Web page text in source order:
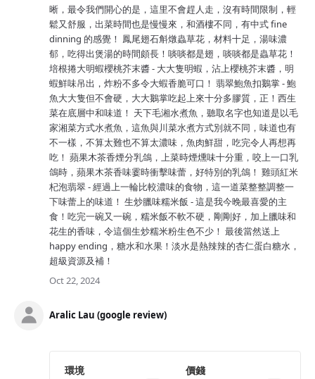
晰，最令我們開心的是，這里不會趕人走，沒有時間限制，輕
鬆又舒服，出菜時間也是慢慢來，和酒樓不同，有中式 fine
dinning 的感覺！ 鳳尾翅石斛燉蟲草花，材料十足，湯味濃
郁，吃得出煲湯的時間頗長！啖啖都是翅，啖啖都是蟲草花！
培根捲大明蝦櫻桃芥末醬 - 大大隻明蝦，沾上櫻桃芥末醬，明
蝦鮮味吊出，炸粉不多令大蝦香脆可口！ 翡翠鮑魚扣鵝掌 - 鮑
魚大大隻但不會硬，大大鵝掌吃起上來十分多膠質，正！西生
菜在底層中和味道！ 天下毛湘水煮魚，聽取名字也知道是以毛
家湘菜方式水煮魚，這魚與川菜水煮方式別就不同，味道也有
不一樣，不算太難也不算太濃味，魚肉鮮甜，吃完令人再想再
吃！ 蘋果木茶香煙分乳鴿，上菜時煙燻味十分重，咬上一口乳
鴿時，蘋果木茶香味霎時衝擊味蕾，好特別的乳鴿！ 雞頭紅米
杞泡翡翠 - 經過上一輪比較濃味的食物，這一道菜整整調整一
下味蕾上的味道！ 生炒臘味糯米飯 - 這是我今晚最喜愛的主
食！吃完一碗又一碗，糯米飯不軟不硬，剛剛好，加上臘味和
花生的香味，令這個生炒糯米粉生色不少！ 最後當然送上
happy ending，糖水和水果！淡水是熱辣辣的杏仁蛋白糖水，
超級資源及補！
Oct 22, 2024
Aralic Lau (google review)
環境 價錢